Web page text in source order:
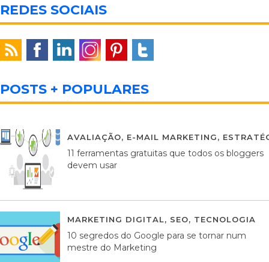
REDES SOCIAIS
POSTS + POPULARES
AVALIAÇÃO, E-MAIL MARKETING,
11 ferramentas gratuitas que todos os bloggers
devem usar
MARKETING DIGITAL, SEO, TECNOLOGIA
10 segredos do Google para se tornar num
mestre do Marketing